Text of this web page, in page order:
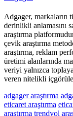
Adgager, markaların
derinlikli anlamasını
araştırma
çevik araştırma
araştırma, reklam
üretimi alanlarında
veriyi yalnızca
veren nitelikli
adgager araştırma
eticaret araştırma
araştırma trendyol